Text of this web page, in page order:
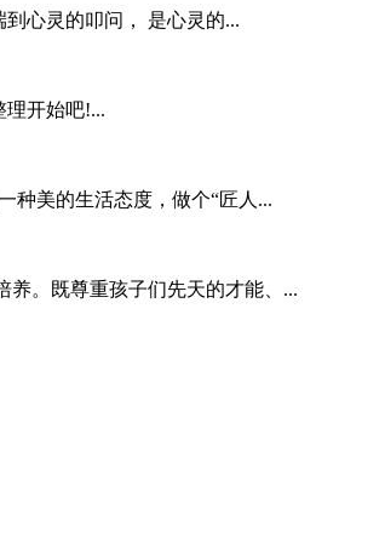
心灵的叩问， 是心灵的...
理开始吧!...
种美的生活态度，做个“匠人...
养。既尊重孩子们先天的才能、...